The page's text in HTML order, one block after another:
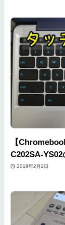
【
C202SA-
2018年2月2日